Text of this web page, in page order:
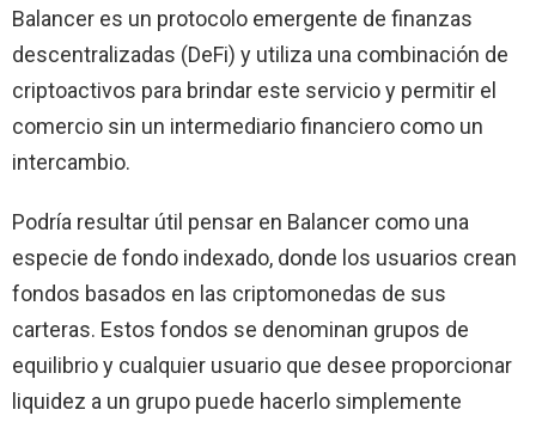
Balancer es un protocolo emergente de finanzas
descentralizadas (DeFi) y utiliza una combinación de
criptoactivos para brindar este servicio y permitir el
comercio sin un intermediario financiero como un
intercambio.
Podría resultar útil pensar en Balancer como una
especie de fondo indexado, donde los usuarios crean
fondos basados ​​en las criptomonedas de sus
carteras. Estos fondos se denominan grupos de
equilibrio y cualquier usuario que desee proporcionar
liquidez a un grupo puede hacerlo simplemente